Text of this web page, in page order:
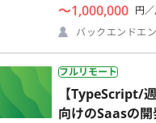
〜1,000,000 円／
バックエンドエ
フルリモート
【TypeScript/
向けのSaasの